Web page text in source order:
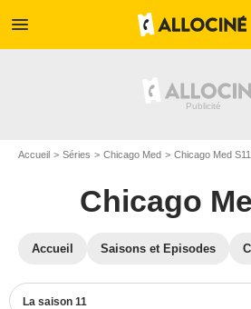
menu
Accueil Séries Chicago Med Chicago Med S11
Chicago
Accueil Saisons et Episodes
La saison 11